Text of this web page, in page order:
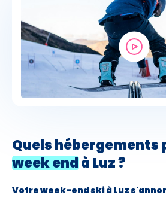
Quels hébergements
week endà Luz ?
Votre week-end ski à Luz